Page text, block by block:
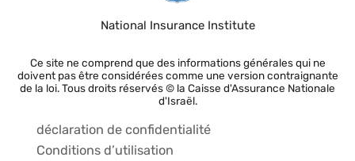
National Insurance Institute
Ce site ne comprend que des informations générales qui ne
doivent pas être considérées comme une version contraignante
de la loi. Tous droits réservés © la Caisse d'Assurance Nationale
d'Israël.
déclaration de confidentialité
Conditions d’utilisation